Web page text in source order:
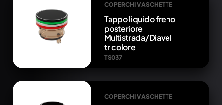
COPERCHI VASCHETTE
Tappo liquido freno
posteriore
Multistrada/Diavel
tricolore
TS037
COPERCHI VASCHETTE